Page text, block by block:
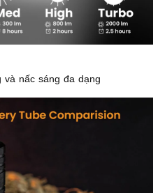
và nấc sáng đa dạng